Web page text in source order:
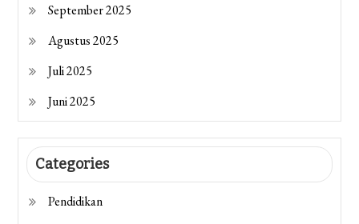
September 2025
Agustus 2025
Juli 2025
Juni 2025
Categories
Pendidikan